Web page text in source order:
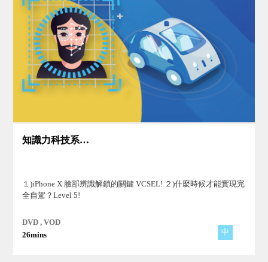
知識力科技系列Ⅱ(6)
１)iPhone X 臉部辨識解鎖的關鍵 VCSEL! ２)什麼時候才能實現完
全自駕？Level 5!
DVD , VOD
26mins
中